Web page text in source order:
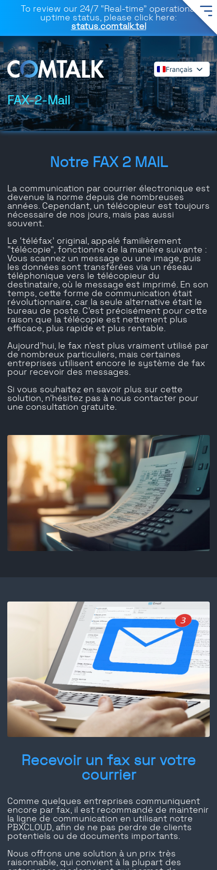
To review our 24/7 “Real-time” operational
uptime status, please click here:
status.comtalk.tel
Français
English
Español
Deutsch
Dansk
Română
FAX-2-Mail
Notre FAX 2 MAIL
La communication par courrier électronique est
devenue la norme depuis de nombreuses
années. Cependant, un télécopieur est toujours
nécessaire de nos jours, mais pas aussi
souvent.
Le ‘téléfax’ original, appelé familièrement
"télécopie", fonctionne de la manière suivante :
Vous scannez un message ou une image, puis
les données sont transférées via un réseau
téléphonique vers le télécopieur du
destinataire, où le message est imprimé. En son
temps, cette forme de communication était
révolutionnaire, car la seule alternative était le
bureau de poste. C'est précisément pour cette
raison que la télécopie est nettement plus
efficace, plus rapide et plus rentable.
Aujourd'hui, le fax n'est plus vraiment utilisé par
de nombreux particuliers, mais certaines
entreprises utilisent encore le système de fax
pour recevoir des messages.
Si vous souhaitez en savoir plus sur cette
solution, n'hésitez pas à nous contacter pour
une consultation gratuite.
Recevoir un fax sur votre
courrier
Comme quelques entreprises communiquent
encore par fax, il est recommandé de maintenir
la ligne de communication en utilisant notre
PBXCLOUD, afin de ne pas perdre de clients
potentiels ou de documents importants.
Nous offrons une solution à un prix très
raisonnable, qui convient à la plupart des